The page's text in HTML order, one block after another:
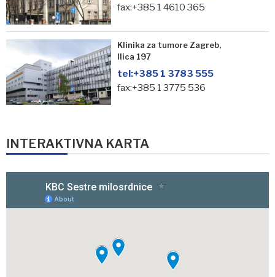
fax:+385 1 4610 365
Klinika za tumore Zagreb,
Ilica 197
tel:+385 1 3783 555
fax:+385 1 3775 536
INTERAKTIVNA KARTA